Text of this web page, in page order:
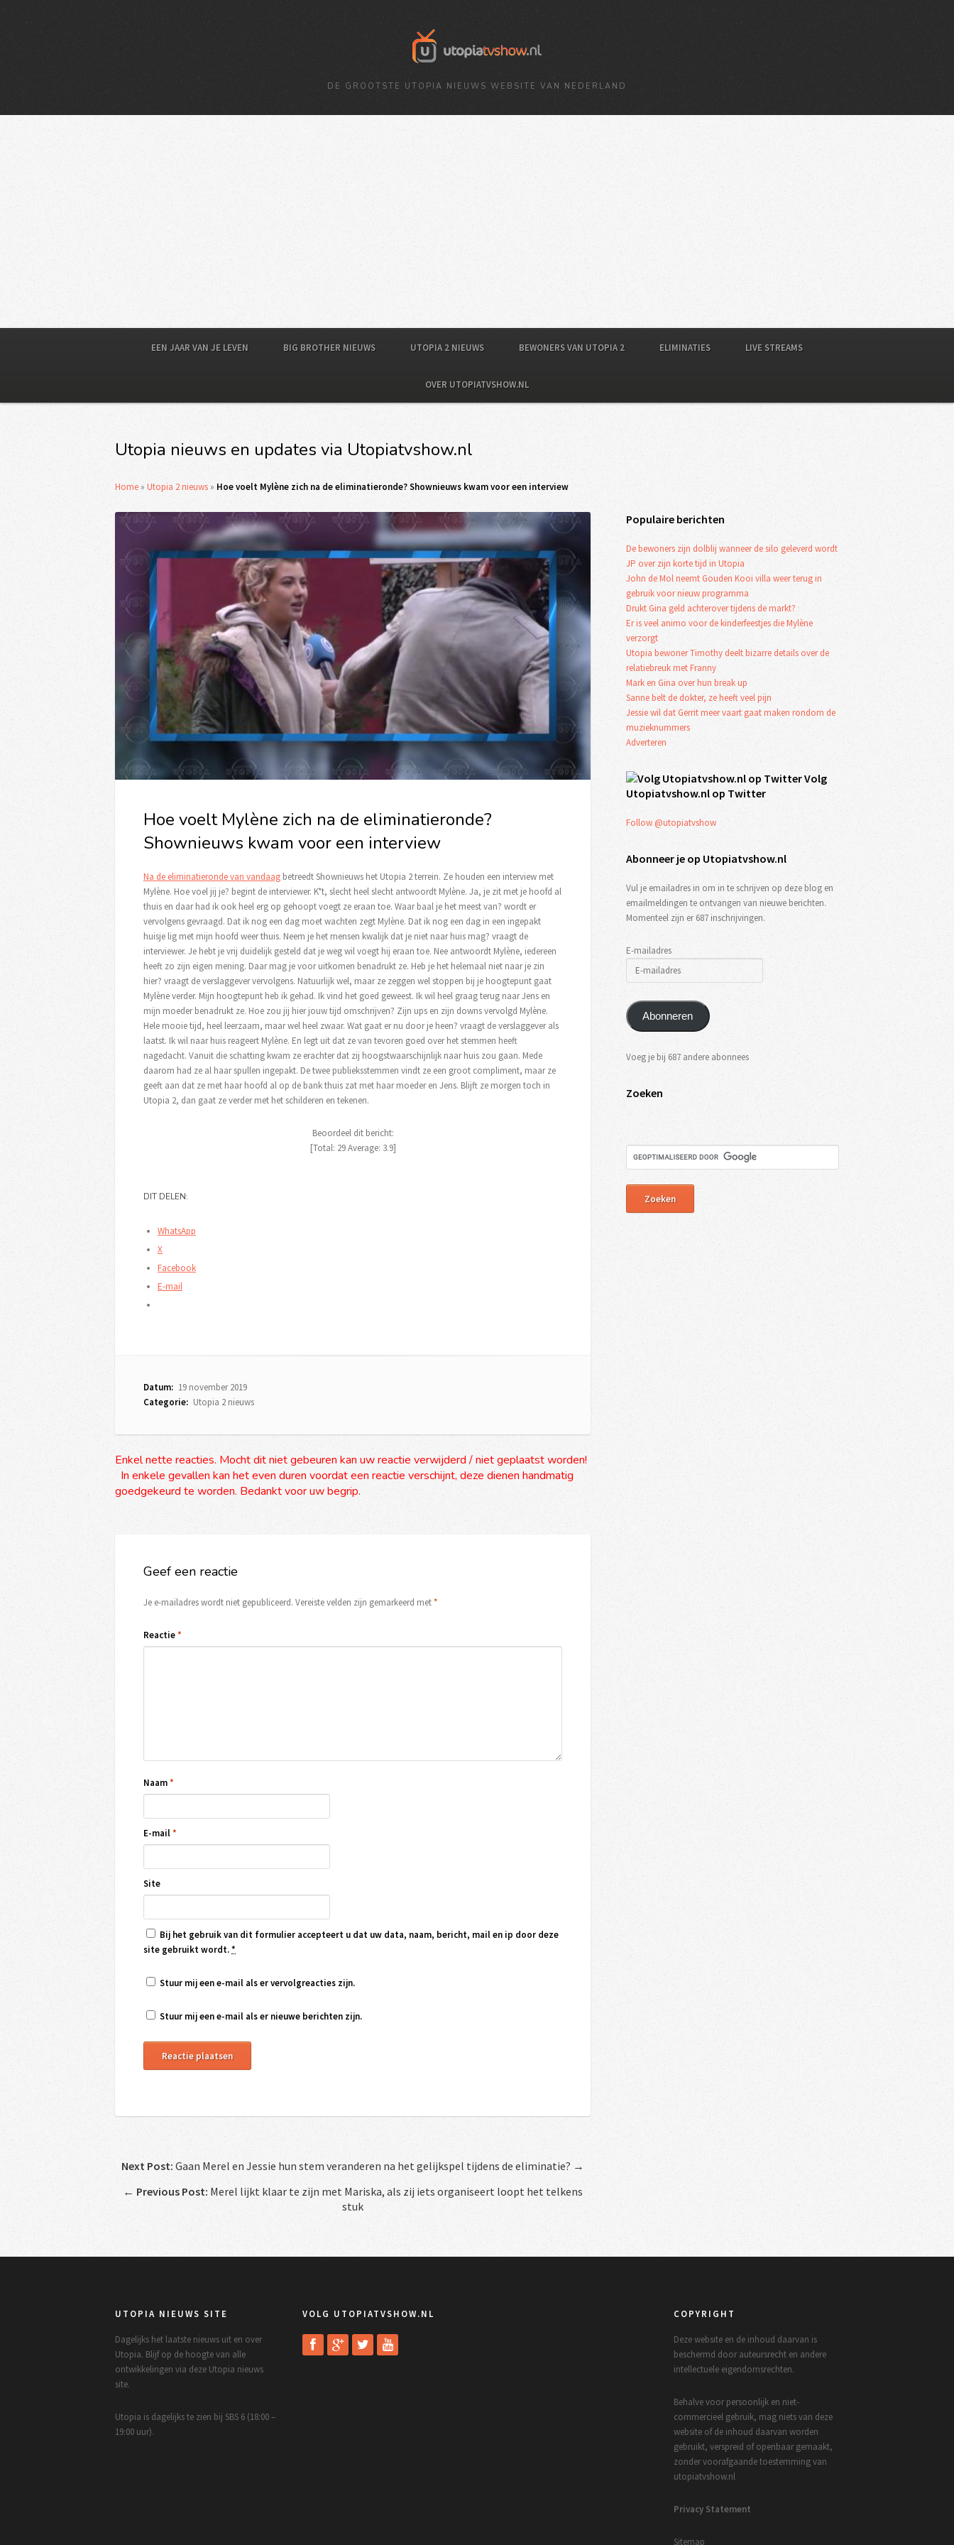
DE GROOTSTE UTOPIA NIEUWS WEBSITE VAN NEDERLAND
EEN JAAR VAN JE LEVEN BIG BROTHER NIEUWS UTOPIA 2 NIEUWS BEWONERS VAN UTOPIA 2 ELIMINATIES LIVE STREAMS
OVER UTOPIATVSHOW.NL
Utopia nieuws en updates via Utopiatvshow.nl
Home » Utopia 2 nieuws » Hoe voelt Mylène zich na de eliminatieronde? Shownieuws kwam voor een interview
Hoe voelt Mylène zich na de eliminatieronde?
Shownieuws kwam voor een interview
Na de eliminatieronde van vandaag betreedt Shownieuws het Utopia 2 terrein. Ze houden een interview met
Mylène. Hoe voel jij je? begint de interviewer. K*t, slecht heel slecht antwoordt Mylène. Ja, je zit met je hoofd al
thuis en daar had ik ook heel erg op gehoopt voegt ze eraan toe. Waar baal je het meest van? wordt er
vervolgens gevraagd. Dat ik nog een dag moet wachten zegt Mylène. Dat ik nog een dag in een ingepakt
huisje lig met mijn hoofd weer thuis. Neem je het mensen kwalijk dat je niet naar huis mag? vraagt de
interviewer. Je hebt je vrij duidelijk gesteld dat je weg wil voegt hij eraan toe. Nee antwoordt Mylène, iedereen
heeft zo zijn eigen mening. Daar mag je voor uitkomen benadrukt ze. Heb je het helemaal niet naar je zin
hier? vraagt de verslaggever vervolgens. Natuurlijk wel, maar ze zeggen wel stoppen bij je hoogtepunt gaat
Mylène verder. Mijn hoogtepunt heb ik gehad. Ik vind het goed geweest. Ik wil heel graag terug naar Jens en
mijn moeder benadrukt ze. Hoe zou jij hier jouw tijd omschrijven? Zijn ups en zijn downs vervolgd Mylène.
Hele mooie tijd, heel leerzaam, maar wel heel zwaar. Wat gaat er nu door je heen? vraagt de verslaggever als
laatst. Ik wil naar huis reageert Mylène. En legt uit dat ze van tevoren goed over het stemmen heeft
nagedacht. Vanuit die schatting kwam ze erachter dat zij hoogstwaarschijnlijk naar huis zou gaan. Mede
daarom had ze al haar spullen ingepakt. De twee publieksstemmen vindt ze een groot compliment, maar ze
geeft aan dat ze met haar hoofd al op de bank thuis zat met haar moeder en Jens. Blijft ze morgen toch in
Utopia 2, dan gaat ze verder met het schilderen en tekenen.
Beoordeel dit bericht:
[Total: 29Average: 3.9]
DIT DELEN:
WhatsApp
X
Facebook
E-mail
Datum: 19 november 2019
Categorie: Utopia 2 nieuws
Enkel nette reacties. Mocht dit niet gebeuren kan uw reactie verwijderd / niet geplaatst worden!
In enkele gevallen kan het even duren voordat een reactie verschijnt, deze dienen handmatig
goedgekeurd te worden. Bedankt voor uw begrip.
Geef een reactie
Je e-mailadres wordt niet gepubliceerd. Vereiste velden zijn gemarkeerd met*
Reactie*
Naam*
E-mail*
Site
Bij het gebruik van dit formulier accepteert u dat uw data, naam, bericht, mail en ip door deze
site gebruikt wordt.*
Stuur mij een e-mail als er vervolgreacties zijn.
Stuur mij een e-mail als er nieuwe berichten zijn.
Next Post: Gaan Merel en Jessie hun stem veranderen na het gelijkspel tijdens de eliminatie? →
← Previous Post: Merel lijkt klaar te zijn met Mariska, als zij iets organiseert loopt het telkens
stuk
Populaire berichten
De bewoners zijn dolblij wanneer de silo geleverd wordt
JP over zijn korte tijd in Utopia
John de Mol neemt Gouden Kooi villa weer terug in
gebruik voor nieuw programma
Drukt Gina geld achterover tijdens de markt?
Er is veel animo voor de kinderfeestjes die Mylène
verzorgt
Utopia bewoner Timothy deelt bizarre details over de
relatiebreuk met Franny
Mark en Gina over hun break up
Sanne belt de dokter, ze heeft veel pijn
Jessie wil dat Gerrit meer vaart gaat maken rondom de
muzieknummers
Adverteren
Volg
Utopiatvshow.nl op Twitter
Follow @utopiatvshow
Abonneer je op Utopiatvshow.nl
Vul je emailadres in om in te schrijven op deze blog en
emailmeldingen te ontvangen van nieuwe berichten.
Momenteel zijn er 687 inschrijvingen.
E-mailadres
Abonneren
Voeg je bij 687 andere abonnees
Zoeken
UTOPIA NIEUWS SITE
Dagelijks het laatste nieuws uit en over
Utopia. Blijf op de hoogte van alle
ontwikkelingen via deze Utopia nieuws
site.
Utopia is dagelijks te zien bij SBS 6 (18:00 –
19:00 uur).
VOLG UTOPIATVSHOW.NL COPYRIGHT
Deze website en de inhoud daarvan is
beschermd door auteursrecht en andere
intellectuele eigendomsrechten.
Behalve voor persoonlijk en niet-
commercieel gebruik, mag niets van deze
website of de inhoud daarvan worden
gebruikt, verspreid of openbaar gemaakt,
zonder voorafgaande toestemming van
utopiatvshow.nl
Privacy Statement
Sitemap